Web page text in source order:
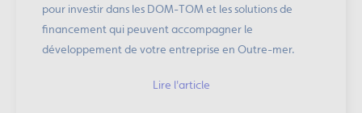
pour investir dans les DOM-TOM et les solutions de
financement qui peuvent accompagner le
développement de votre entreprise en Outre-mer.
Lire l'article